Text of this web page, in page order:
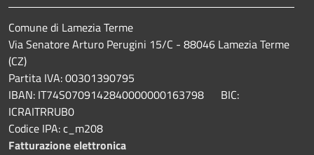
Comune di Lamezia Terme
Via Senatore Arturo Perugini 15/C - 88046 Lamezia Terme
(CZ)
Partita IVA: 00301390795
IBAN: IT74S0709142840000000163798 BIC:
ICRAITRRUB0
Codice IPA: c_m208
Fatturazione elettronica